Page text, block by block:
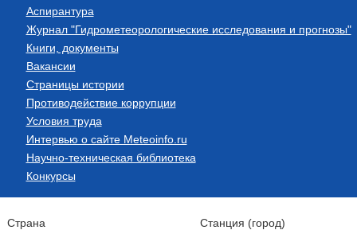
Аспирантура
Журнал "Гидрометеорологические исследования и прогнозы"
Книги, документы
Вакансии
Страницы истории
Противодействие коррупции
Условия труда
Интервью о сайте Meteoinfo.ru
Научно-техническая библиотека
Конкурсы
Страна Станция (город)